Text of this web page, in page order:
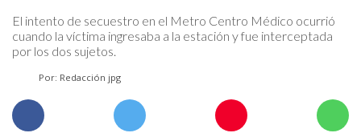
El intento de secuestro en el Metro Centro Médico ocurrió
cuando la víctima ingresaba a la estación y fue interceptada
por los dos sujetos.
Por: Redacción jpg